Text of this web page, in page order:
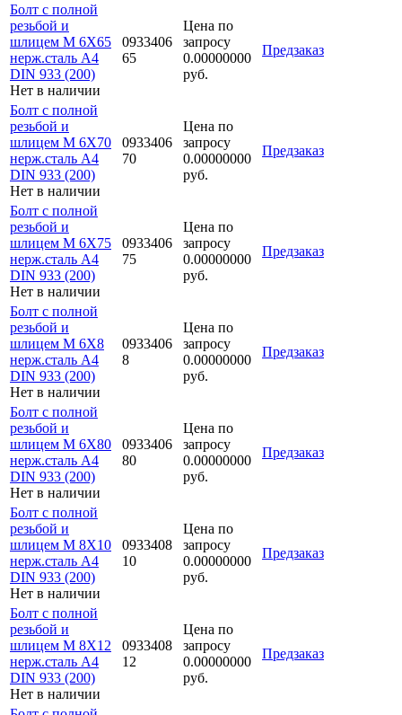
Болт с полной
резьбой и
шлицем M 6Х65
нерж.сталь A4
DIN 933 (200)
Нет в наличии
0933406
65
Цена по
запросу
0.00000000
руб.
Предзаказ
Болт с полной
резьбой и
шлицем M 6Х70
нерж.сталь A4
DIN 933 (200)
Нет в наличии
0933406
70
Цена по
запросу
0.00000000
руб.
Предзаказ
Болт с полной
резьбой и
шлицем M 6Х75
нерж.сталь A4
DIN 933 (200)
Нет в наличии
0933406
75
Цена по
запросу
0.00000000
руб.
Предзаказ
Болт с полной
резьбой и
шлицем M 6Х8
нерж.сталь A4
DIN 933 (200)
Нет в наличии
0933406
8
Цена по
запросу
0.00000000
руб.
Предзаказ
Болт с полной
резьбой и
шлицем M 6Х80
нерж.сталь A4
DIN 933 (200)
Нет в наличии
0933406
80
Цена по
запросу
0.00000000
руб.
Предзаказ
Болт с полной
резьбой и
шлицем M 8Х10
нерж.сталь A4
DIN 933 (200)
Нет в наличии
0933408
10
Цена по
запросу
0.00000000
руб.
Предзаказ
Болт с полной
резьбой и
шлицем M 8Х12
нерж.сталь A4
DIN 933 (200)
Нет в наличии
0933408
12
Цена по
запросу
0.00000000
руб.
Предзаказ